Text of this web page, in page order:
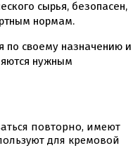
выпечки
антипригарные
столики
красители
сырья, безопасен,
нормам.
по своему назначению и
нужным
повторно, имеют
для кремовой